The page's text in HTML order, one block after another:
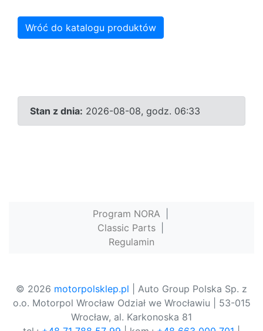
Wróć do katalogu produktów
Stan z dnia: 2026-08-08, godz. 06:33
Program NORA
Classic Parts
Regulamin
© 2026 motorpolsklep.pl | Auto Group Polska Sp. z
o.o. Motorpol Wrocław Odział we Wrocławiu | 53-015
Wrocław, al. Karkonoska 81